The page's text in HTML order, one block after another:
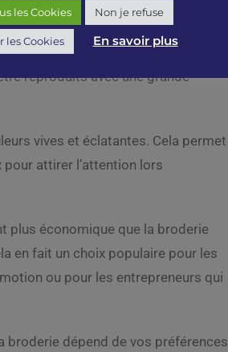
l’impression :
complexes avec une grande
reproduits avec une grande
vives et éclatantes. Cela permet
attirer l’attention lors
plus économique que la broderie
en fait un choix populaire pour les
ou pour les entrepreneurs qui
broderie dépend de vos préférences
les Cookies Non je refuse
les Cookies En savoir plus